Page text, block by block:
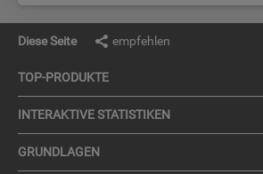
Diese Seite empfehlen
TOP-PRO­DUK­TE
IN­TER­AK­TI­VE STA­TIS­TI­KEN
GRUND­LA­GEN